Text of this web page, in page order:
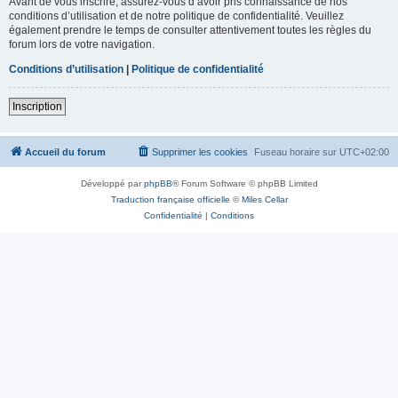
conditions d’utilisation et de notre politique de confidentialité. Veuillez
également prendre le temps de consulter attentivement toutes les règles du
forum lors de votre navigation.
Conditions d’utilisation | Politique de confidentialité
Inscription
Accueil du forum Fuseau horaire sur UTC+02:00
Supprimer les cookies
Développé parphpBB® Forum Software © phpBB Limited
Traduction française officielle ©Miles Cellar
Confidentialité | Conditions